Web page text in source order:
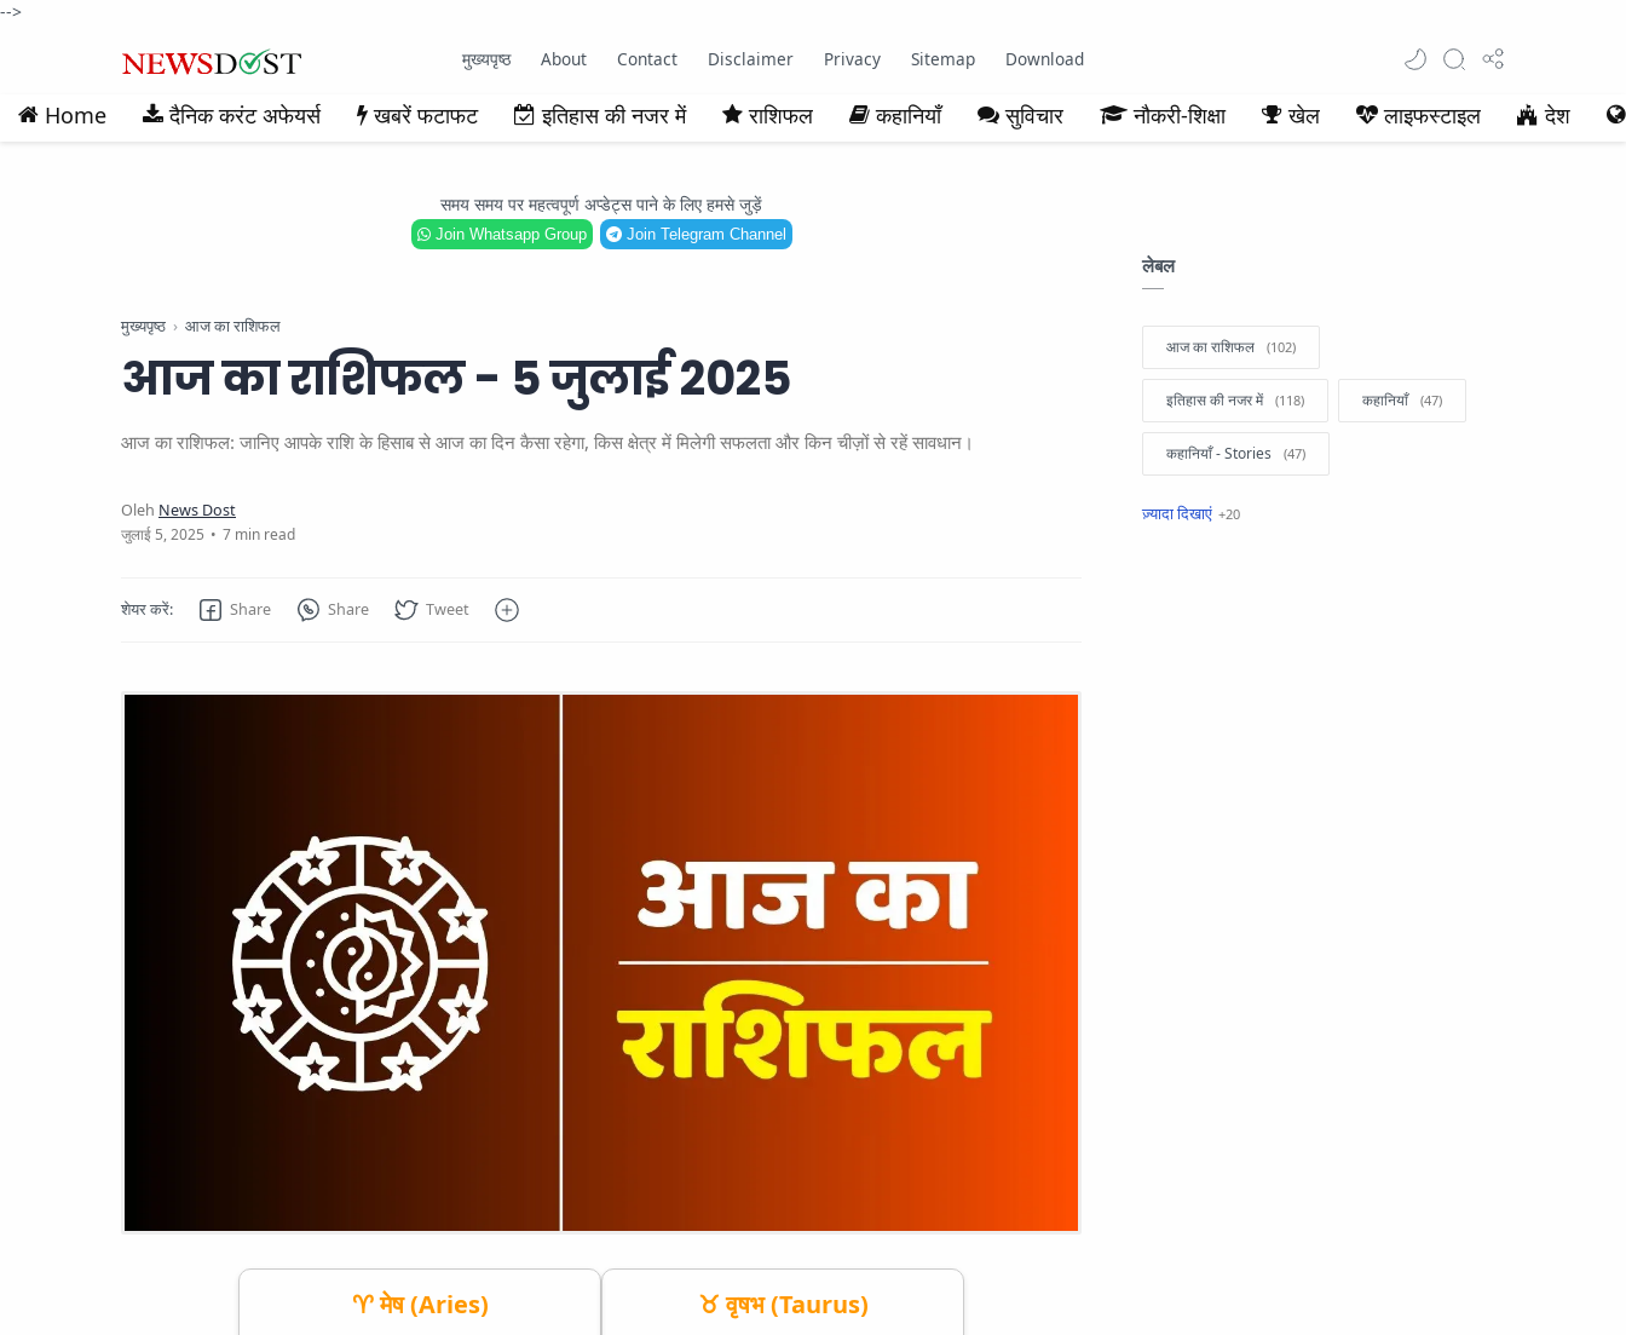
-->
मुख्यपृष्ठ About Contact Disclaimer Privacy Sitemap Download
Home दैनिक करंट अफेयर्स खबरें फटाफट इतिहास की नजर में राशिफल कहानियाँ सुविचार नौकरी-शिक्षा खेल लाइफस्टाइल देश
समय समय पर महत्वपूर्ण अप्डेट्स पाने के लिए हमसे जुड़ें
Join Whatsapp Group Join Telegram Channel
मुख्यपृष्ठ आज का राशिफल
आज का राशिफल - 5 जुलाई 2025
आज का राशिफल: जानिए आपके राशि के हिसाब से आज का दिन कैसा रहेगा, किस क्षेत्र में मिलेगी सफलता और किन चीज़ों से रहें सावधान।
7 min read
♈ मेष (Aries) ♉ वृषभ (Taurus)
लेबल
आज का राशिफल
इतिहास की नजर में कहानियाँ
कहानियाँ - Stories
खबरें फटाफट